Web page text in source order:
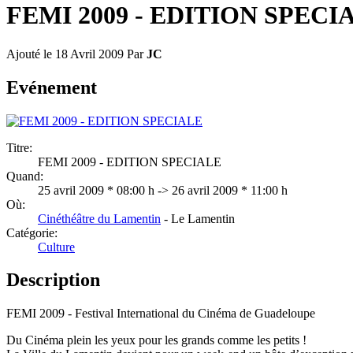
FEMI 2009 - EDITION
Ajouté le 18 Avril 2009 ParJC
Evénement
Titre:
FEMI 2009 - EDITION SPECIALE
Quand:
25 avril 2009 * 08:00 h -> 26 avril 2009 * 11:00 h
Où:
Cinéthéâtre du Lamentin - Le Lamentin
Catégorie:
Culture
Description
FEMI 2009 - Festival International du Cinéma de Guadeloupe
Du Cinéma plein les yeux pour les grands comme les petits !